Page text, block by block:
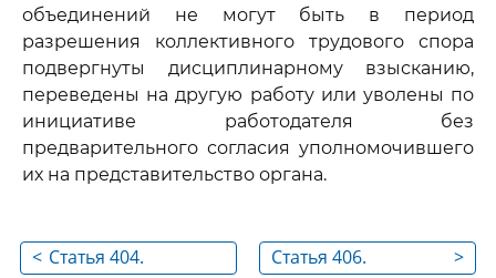
объединений не могут быть в период
разрешения коллективного трудового спора
подвергнуты дисциплинарному взысканию,
переведены на другую работу или уволены по
инициативе работодателя без
предварительного согласия уполномочившего
их на представительство органа.
< Статья 404.
>
Статья 406.